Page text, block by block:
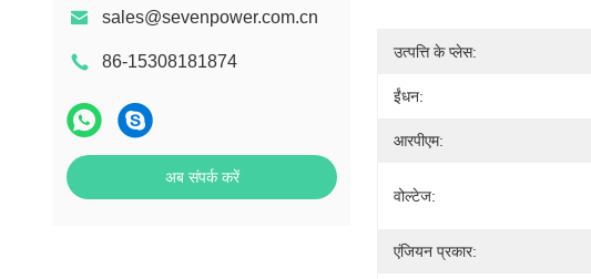
sales@sevenpower.com.cn
86-15308181874
अब संपर्क करें
उत्पत्ति के प्लेस:
ईंधन:
आरपीएम:
वोल्टेज:
एंजियन प्रकार: